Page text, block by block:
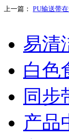
上一篇： PU输送带
易清
白色
同步
产品